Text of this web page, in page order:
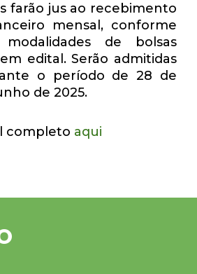
farão jus ao recebimento
mensal, conforme
de bolsas
edital. Serão admitidas
o período de 28 de
de 2025.
completo aqui